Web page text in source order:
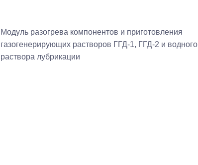
Модуль разогрева компонентов и приготовления
газогенерирующих растворов ГГД-1, ГГД-2 и водного
раствора лубрикации